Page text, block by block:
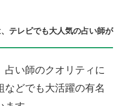
テレビでも大人気の占い師が
占い師のクオリティに
などでも大活躍の有名